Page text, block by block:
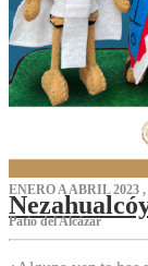
ENERO A ABRIL 2023 ,
Patio del Alcázar